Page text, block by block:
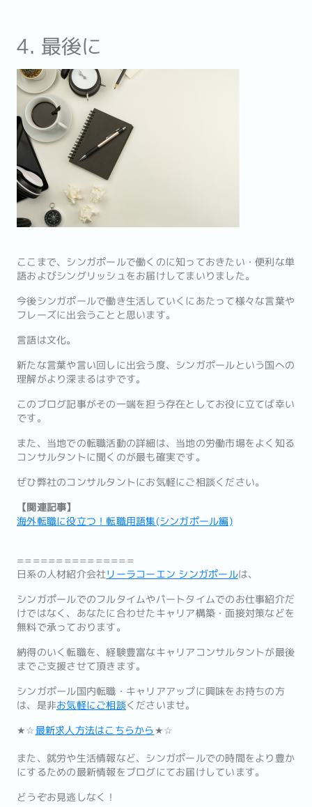
4. 最後に
ここまで、シンガポールで働くのに知っておきたい・便利な単
語およびシングリッシュをお届けしてまいりました。
今後シンガポールで働き生活していくにあたって様々な言葉や
フレーズに出会うことと思います。
言語は文化。
新たな言葉や言い回しに出会う度、シンガポールという国への
理解がより深まるはずです。
このブログ記事がその一端を担う存在としてお役に立てば幸い
です。
また、当地での転職活動の詳細は、当地の労働市場をよく知る
コンサルタントに聞くのが最も確実です。
ぜひ弊社のコンサルタントにお気軽にご相談ください。
【関連記事】
海外転職に役立つ！転職用語集(シンガポール編)
===============
日系の人材紹介会社リーラコーエン シンガポールは、
シンガポールでのフルタイムやパートタイムでのお仕事紹介だ
けではなく、あなたに合わせたキャリア構築・面接対策などを
無料で承っております。
納得のいく転職を、経験豊富なキャリアコンサルタントが最後
までご支援させて頂きます。
シンガポール国内転職・キャリアアップに興味をお持ちの方
は、是非お気軽にご相談くださいませ。
★☆最新求人方法はこちらから ★☆
また、就労や生活情報など、シンガポールでの時間をより豊か
にするための最新情報をブログにてお届けしています。
どうぞお見逃しなく！